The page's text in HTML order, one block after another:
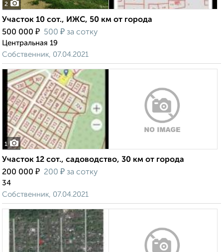
2
Участок 10 сот., ИЖС, 50 км от города
500 000 ₽ 500 ₽ за сотку
Центральная 19
Собственник, 07.04.2021
1
Участок 12 сот., садоводство, 30 км от города
200 000 ₽ 200 ₽ за сотку
34
Собственник, 07.04.2021